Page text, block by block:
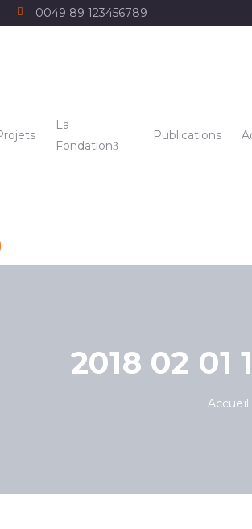
0049 89 123456789
La
Fondation
Publications
2018 02 01
Accueil